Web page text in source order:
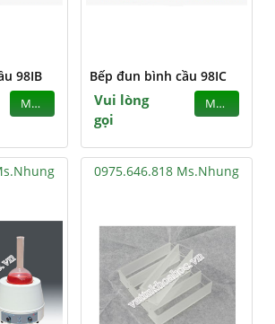
98IB
MUA
Bếp đun bình cầu 98IC
Vui lòng
gọi
MUA
0975.646.818 Ms.Nhung